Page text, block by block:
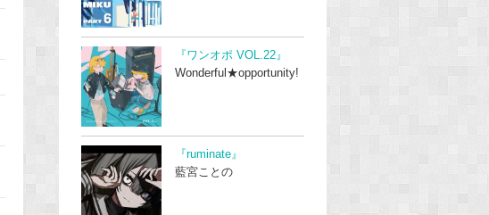
『ワンオポ VOL.22』
Wonderful★opportunity!
『ruminate』
藍宮ことの